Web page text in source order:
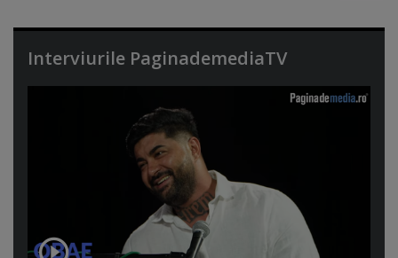
Interviurile PaginademediaTV